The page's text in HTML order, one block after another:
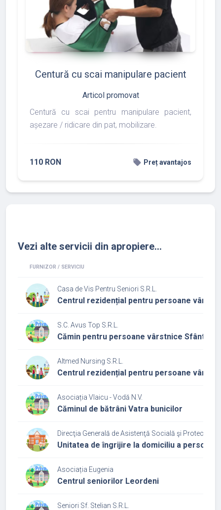
86favorite thumb_up 97shopping_basket
Centură cu scai manipulare pacient
Articol promovat
Centură cu scai pentru manipulare pacient,
așezare / ridicare din pat, mobilizare.
110 RON local_offer Preț avantajos
Vezi alte servicii din apropiere...
FURNIZOR / SERVICIU
Casa de Vis Pentru Seniori S.R.L.
Centrul rezidențial pentru persoane
S.C. Avus Top S.R.L.
Cămin pentru persoane vârstnice Sfântul
Altmed Nursing S.R.L.
Centrul rezidențial pentru persoane
Asociația Vlaicu - Vodă N.V.
Căminul de bătrâni Vatra bunicilor
Direcţia Generală de Asistenţă Socială şi Protecţia
Unitatea de îngrijire la domiciliu a
Asociația Eugenia
Centrul seniorilor Leordeni
Seniori Sf. Stelian S.R.L.